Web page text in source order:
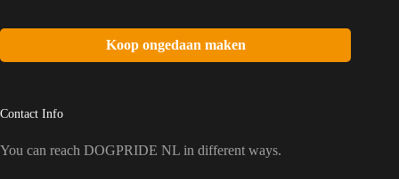
Koop ongedaan maken
Contact Info
You can reach DOGPRIDE NL in different ways.